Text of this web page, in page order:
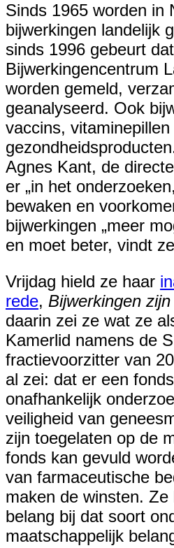
Sinds 1965 worden in
bijwerkingen landelijk
sinds 1996 gebeurt
Bijwerkingencentrum
worden gemeld,
geanalyseerd. Ook
vaccins,
Agnes Kant, de
er „in het
bewaken en
bijwerkingen „meer
en moet beter, vindt
Vrijdag hield ze haar
rede, Bijwerkingen
daarin zei ze wat ze
Kamerlid namens de
fractievoorzitter van
al zei: dat er een
onafhankelijk
veiligheid van
zijn toegelaten op de
fonds kan gevuld
van farmaceutische
maken de winsten. Ze
belang bij dat soort
maatschappelijk